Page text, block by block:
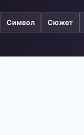
Символ Сюжет